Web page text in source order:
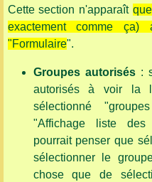
Cette section n'apparaît
exactement comme
"Formulaire".
Groupes autorisés:
autorisés à voir la
sélectionné
"Affichage liste des
pourrait penser que
sélectionner le
chose que de